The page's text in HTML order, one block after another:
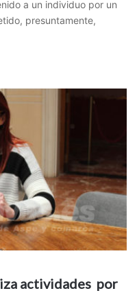
a un individuo por un
presuntamente,
actividades por